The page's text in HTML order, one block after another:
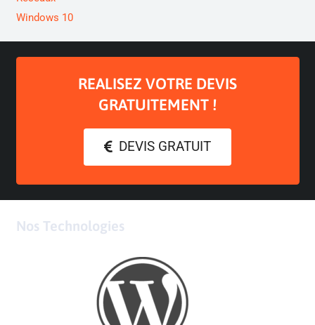
Windows 10
REALISEZ VOTRE DEVIS
GRATUITEMENT !
DEVIS GRATUIT
Nos Technologies